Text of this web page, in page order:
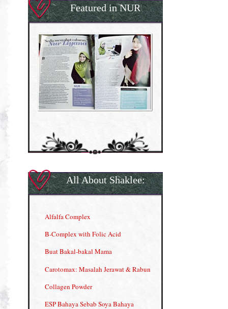
Featured in NUR
All About Shaklee:
Alfalfa Complex
B-Complex with Folic Acid
Buat Bakal-bakal Mama
Carotomax: Masalah Jerawat & Rabun
Collagen Powder
ESP Bahaya Sebab Soya Bahaya